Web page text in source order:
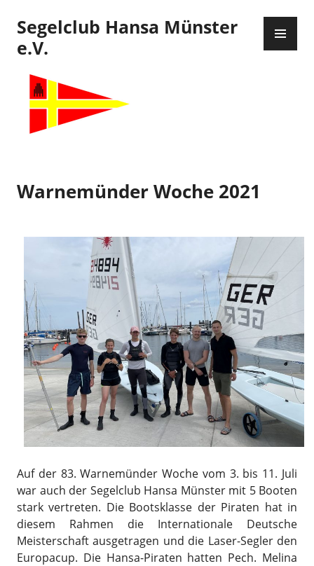
Inhalt
springen
Segelclub Hansa Münster
e.V.
Warnemünder Woche 2021
Auf der 83. Warnemünder Woche vom 3. bis 11. Juli
war auch der Segelclub Hansa Münster mit 5 Booten
stark vertreten. Die Bootsklasse der Piraten hat in
diesem Rahmen die Internationale Deutsche
Meisterschaft ausgetragen und die Laser-Segler den
Europacup. Die Hansa-Piraten hatten Pech. Melina